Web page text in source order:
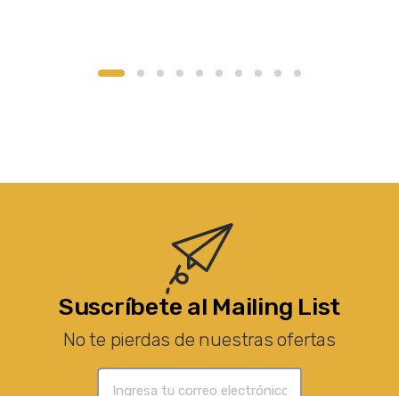
Suscríbete al Mailing List
No te pierdas de nuestras ofertas